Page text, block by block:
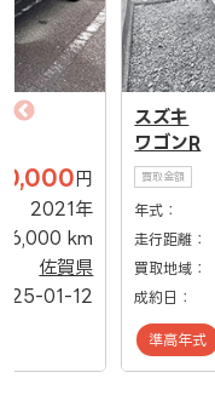
円
2021年
16,000 km
佐賀県
01-12
スズキ
ワゴンR
買取金額
年式：
走行距離：
買取地域：
成約日：
準高年式